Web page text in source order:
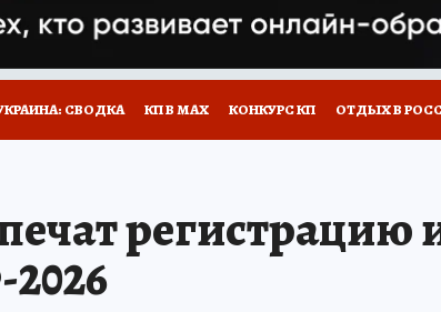
СВОДКА КП В МАХ КОНКУРС КП ОТДЫХ В
регистрацию